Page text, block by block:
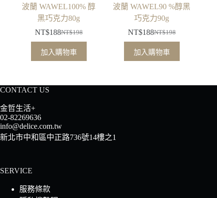
波蘭 WAWEL100% 醇
黑巧克力80g
NT$198
始
價
NT$198。
NT$188
前
價
NT$188。
加入購物車
波蘭 WAWEL90 %醇黑
巧克力90g
NT$198
始
價
NT$198。
NT$188
前
價
NT$188。
加入購物車
CONTACT US
金哲生活+
02-82269636
info@delice.com.tw
新北市中和區中正路736號14樓之1
SERVICE
服務條款